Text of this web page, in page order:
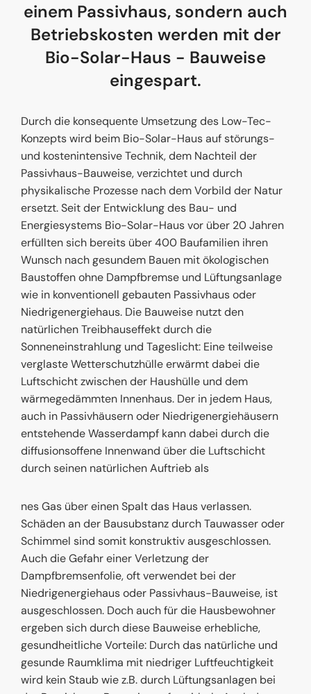
einem Passivhaus, sondern auch
Betriebskosten werden mit der
Bio-Solar-Haus - Bauweise
eingespart.
Durch die konsequente Umsetzung des Low-Tec-
Konzepts wird beim Bio-Solar-Haus auf störungs-
und kostenintensive Technik, dem Nachteil der
Passivhaus-Bauweise, verzichtet und durch
physikalische Prozesse nach dem Vorbild der Natur
ersetzt. Seit der Entwicklung des Bau- und
Energiesystems Bio-Solar-Haus vor über 20 Jahren
erfüllten sich bereits über 400 Baufamilien ihren
Wunsch nach gesundem Bauen mit ökologischen
Baustoffen ohne Dampfbremse und Lüftungsanlage
wie in konventionell gebauten Passivhaus oder
Niedrigenergiehaus. Die Bauweise nutzt den
natürlichen Treibhauseffekt durch die
Sonneneinstrahlung und Tageslicht: Eine teilweise
verglaste Wetterschutzhülle erwärmt dabei die
Luftschicht zwischen der Haushülle und dem
wärmegedämmten Innenhaus. Der in jedem Haus,
auch in Passivhäusern oder Niedrigenergiehäusern
entstehende Wasserdampf kann dabei durch die
diffusionsoffene Innenwand über die Luftschicht
durch seinen natürlichen Auftrieb als
nes Gas über einen Spalt das Haus verlassen.
Schäden an der Bausubstanz durch Tauwasser oder
Schimmel sind somit konstruktiv ausgeschlossen.
Auch die Gefahr einer Verletzung der
Dampfbremsenfolie, oft verwendet bei der
Niedrigenergiehaus oder Passivhaus-Bauweise, ist
ausgeschlossen. Doch auch für die Hausbewohner
ergeben sich durch diese Bauweise erhebliche,
gesundheitliche Vorteile: Durch das natürliche und
gesunde Raumklima mit niedriger Luftfeuchtigkeit
wird kein Staub wie z.B. durch Lüftungsanlagen bei